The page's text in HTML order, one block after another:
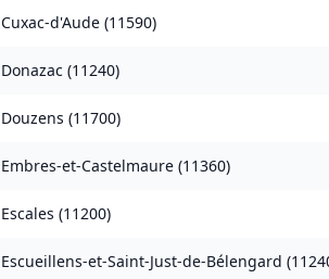
Cuxac-d'Aude (11590)
Donazac (11240)
Douzens (11700)
Embres-et-Castelmaure (11360)
Escales (11200)
Escueillens-et-Saint-Just-de-Bélengard (